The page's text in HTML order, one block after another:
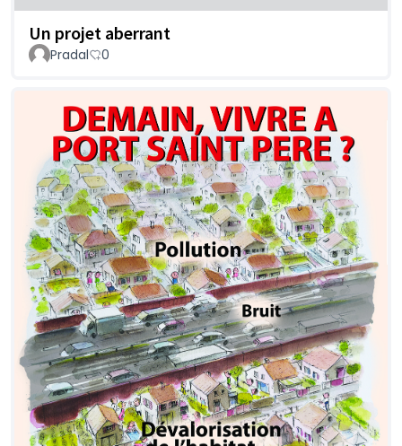
Un projet aberrant
Pradal 0